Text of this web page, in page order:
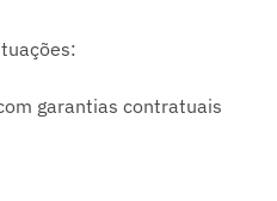
garantias contratuais